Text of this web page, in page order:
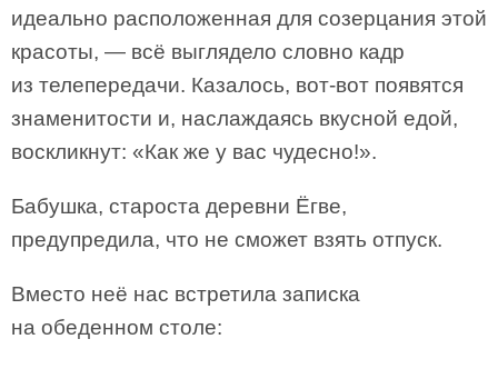
идеально расположенная для созерцания этой
красоты, — всё выглядело словно кадр
из телепередачи. Казалось, вот-вот появятся
знаменитости и, наслаждаясь вкусной едой,
воскликнут: «Как же у вас чудесно!».
Бабушка, староста деревни Ёгве,
предупредила, что не сможет взять отпуск.
Вместо неё нас встретила записка
на обеденном столе: